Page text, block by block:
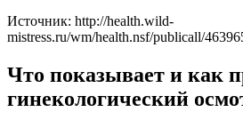
Источник: http://health.wild-
mistress.ru/wm/health.nsf/publicall/
Что показывает и как
гинекологический